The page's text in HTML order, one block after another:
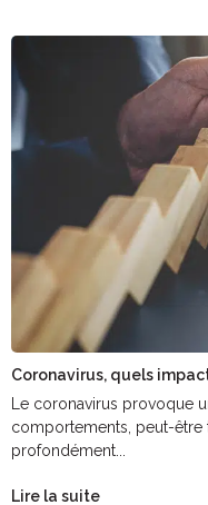
Coronavirus, quels
Le coronavirus provoque
comportements, peut-être
profondément...
Lire la suite